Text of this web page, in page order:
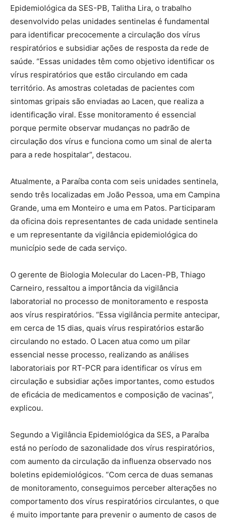
Epidemiológica da SES-PB, Talitha Lira, o trabalho
desenvolvido pelas unidades sentinelas é fundamental
para identificar precocemente a circulação dos vírus
respiratórios e subsidiar ações de resposta da rede de
saúde. “Essas unidades têm como objetivo identificar os
vírus respiratórios que estão circulando em cada
território. As amostras coletadas de pacientes com
sintomas gripais são enviadas ao Lacen, que realiza a
identificação viral. Esse monitoramento é essencial
porque permite observar mudanças no padrão de
circulação dos vírus e funciona como um sinal de alerta
para a rede hospitalar”, destacou.
Atualmente, a Paraíba conta com seis unidades sentinela,
sendo três localizadas em João Pessoa, uma em Campina
Grande, uma em Monteiro e uma em Patos. Participaram
da oficina dois representantes de cada unidade sentinela
e um representante da vigilância epidemiológica do
município sede de cada serviço.
O gerente de Biologia Molecular do Lacen-PB, Thiago
Carneiro, ressaltou a importância da vigilância
laboratorial no processo de monitoramento e resposta
aos vírus respiratórios. “Essa vigilância permite antecipar,
em cerca de 15 dias, quais vírus respiratórios estarão
circulando no estado. O Lacen atua como um pilar
essencial nesse processo, realizando as análises
laboratoriais por RT-PCR para identificar os vírus em
circulação e subsidiar ações importantes, como estudos
de eficácia de medicamentos e composição de vacinas”,
explicou.
Segundo a Vigilância Epidemiológica da SES, a Paraíba
está no período de sazonalidade dos vírus respiratórios,
com aumento da circulação da influenza observado nos
boletins epidemiológicos. “Com cerca de duas semanas
de monitoramento, conseguimos perceber alterações no
comportamento dos vírus respiratórios circulantes, o que
é muito importante para prevenir o aumento de casos de